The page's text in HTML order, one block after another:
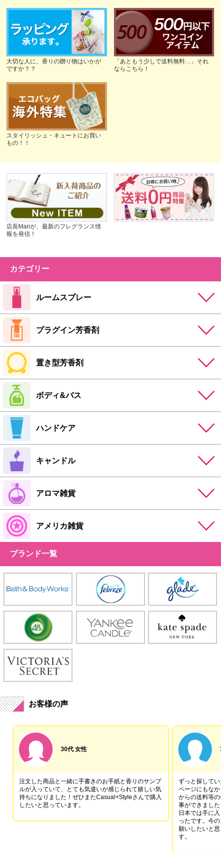
大切な人に、香りの贈り物はいかが
ですか？？
「あともう少しで送料無料…」それ
ならこちら！
スタイリッシュ・キュートにお買い
もの！！
店長Mariが、最新のフレグランス情
報を発信！
カテゴリー
ルームスプレー
プラグイン芳香剤
置き型芳香剤
ボディ&バス
ハンドケア
キャンドル
アロマ雑貨
アメリカ雑貨
ブランド一覧
お客様の声
30代 女性
注文した商品と一緒に手書きのお手紙と香りのサンプ
ルが入っていて、とても気遣いが感じられて嬉しい気
持ちになりました！ぜひまたCasual+Styleさんで購入
したいと思っています。
ずっと探して
ページにもな
からの送料等
事ができました
日本では手に
ったです。今
願いしたいと
す。